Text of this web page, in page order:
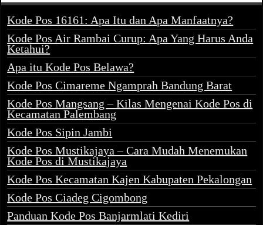
Kode Pos 16161: Apa Itu dan Apa Manfaatnya?
Kode Pos Air Rambai Curup: Apa Yang Harus Anda
Ketahui?
Apa itu Kode Pos Belawa?
Kode Pos Cimareme Ngamprah Bandung Barat
Kode Pos Mangsang – Kilas Mengenai Kode Pos di
Kecamatan Palembang
Kode Pos Sipin Jambi
Kode Pos Mustikajaya – Cara Mudah Menemukan
Kode Pos di Mustikajaya
Kode Pos Kecamatan Kajen Kabupaten Pekalongan
Kode Pos Ciadeg Cigombong
Panduan Kode Pos Banjarmlati Kediri